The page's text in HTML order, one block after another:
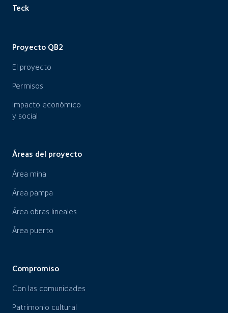
Teck
Proyecto QB2
El proyecto
Permisos
Impacto económico
y social
Áreas del proyecto
Área mina
Área pampa
Área obras lineales
Área puerto
Compromiso
Con las comunidades
Patrimonio cultural